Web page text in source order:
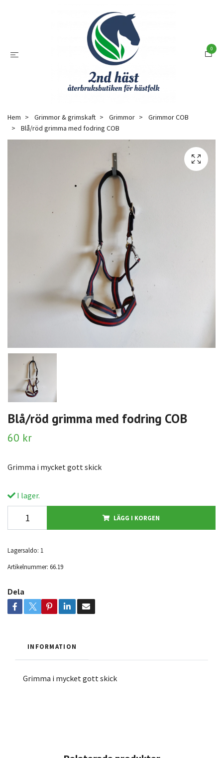
0
Hem Grimmor & grimskaft Grimmor
Grimmor COB
Blå/röd grimma med fodring COB
Blå/röd grimma med fodring COB
60 kr
Grimma i mycket gott skick
I lager.
LÄGG I KORGEN
Lagersaldo: 1
Artikelnummer: 66.19
Dela
INFORMATION
Grimma i mycket gott skick